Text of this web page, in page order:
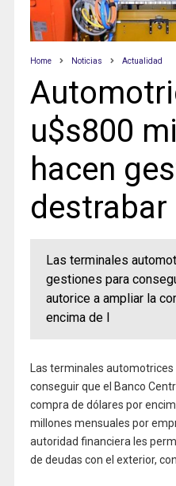
Home Noticias Actualidad
u$s800
hacen
Las terminales
gestiones para
autorice a ampliar la
encima de l
Las terminales
conseguir que el Banco
compra de dólares por
millones mensuales por
autoridad financiera les
de deudas con el exterior,